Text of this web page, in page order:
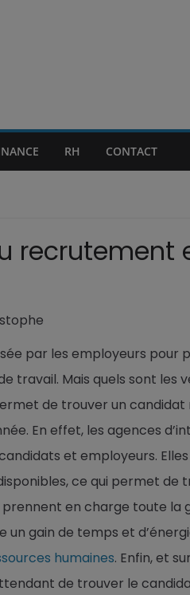
RH CONTACT
recrutement
par les employeurs pour
travail. Mais quels sont les
de trouver un
En effet, les agences
et employeurs.
ce qui permet
prennent en charge toute la
gain de temps et
humaines. Enfin, et
de trouver le